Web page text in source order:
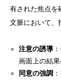
有された焦点を
文脈において、
注意の誘導
画面上の結果
同意の強調